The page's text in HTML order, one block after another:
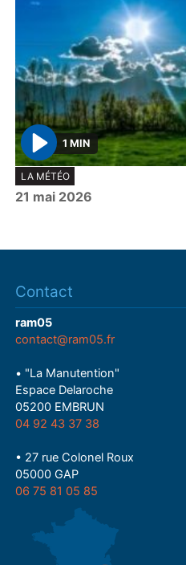
P
l
a
1 MIN
LA MÉTÉO
21 mai 2026
Contact
ram05
contact@ram05.fr
• "La Manutention"
Espace Delaroche
05200 EMBRUN
04 92 43 37 38
• 27 rue Colonel Roux
05000 GAP
06 75 81 05 85